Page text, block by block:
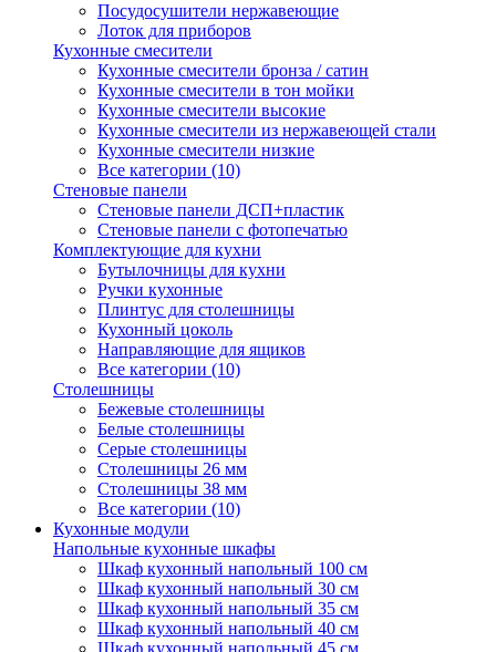
Посудосушители нержавеющие
Лоток для приборов
Кухонные смесители
Кухонные смесители бронза / сатин
Кухонные смесители в тон мойки
Кухонные смесители высокие
Кухонные смесители из нержавеющей стали
Кухонные смесители низкие
Все категории (10)
Стеновые панели
Стеновые панели ДСП+пластик
Стеновые панели с фотопечатью
Комплектующие для кухни
Бутылочницы для кухни
Ручки кухонные
Плинтус для столешницы
Кухонный цоколь
Направляющие для ящиков
Все категории (10)
Столешницы
Бежевые столешницы
Белые столешницы
Серые столешницы
Столешницы 26 мм
Столешницы 38 мм
Все категории (10)
Кухонные модули
Напольные кухонные шкафы
Шкаф кухонный напольный 100 см
Шкаф кухонный напольный 30 см
Шкаф кухонный напольный 35 см
Шкаф кухонный напольный 40 см
Шкаф кухонный напольный 45 см